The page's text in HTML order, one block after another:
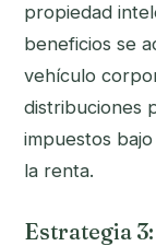
propiedad
beneficios se
vehículo
distribuciones
impuestos
la renta.
Estrategia